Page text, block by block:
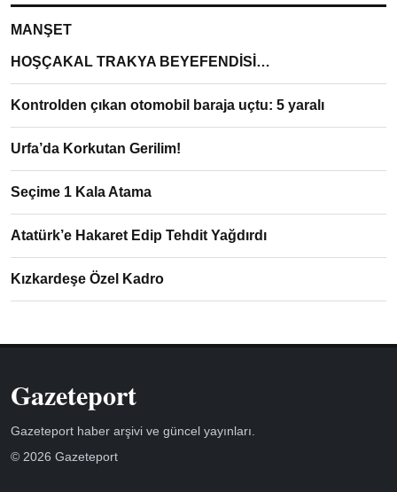
MANŞET
HOŞÇAKAL TRAKYA BEYEFENDİSİ…
Kontrolden çıkan otomobil baraja uçtu: 5 yaralı
Urfa’da Korkutan Gerilim!
Seçime 1 Kala Atama
Atatürk’e Hakaret Edip Tehdit Yağdırdı
Kızkardeşe Özel Kadro
Gazeteport
Gazeteport haber arşivi ve güncel yayınları.
© 2026 Gazeteport